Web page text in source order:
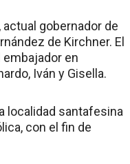
gobernador de
de Kirchner. El
en
Iván y Gisella.
localidad santafesina
con el fin de